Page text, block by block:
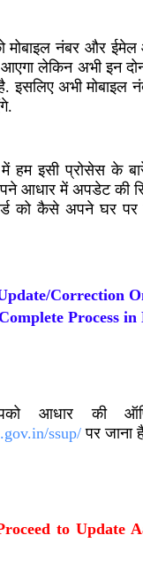
मोबाइल नंबर और
लेकिन अभी इन
इसलिए अभी मोबाइल
इसी प्रोसेस के बारे
आधार में अपडेट की
को कैसे अपने घर पर
Correction
Process
आधार की
ssup/ पर जाना
to Update